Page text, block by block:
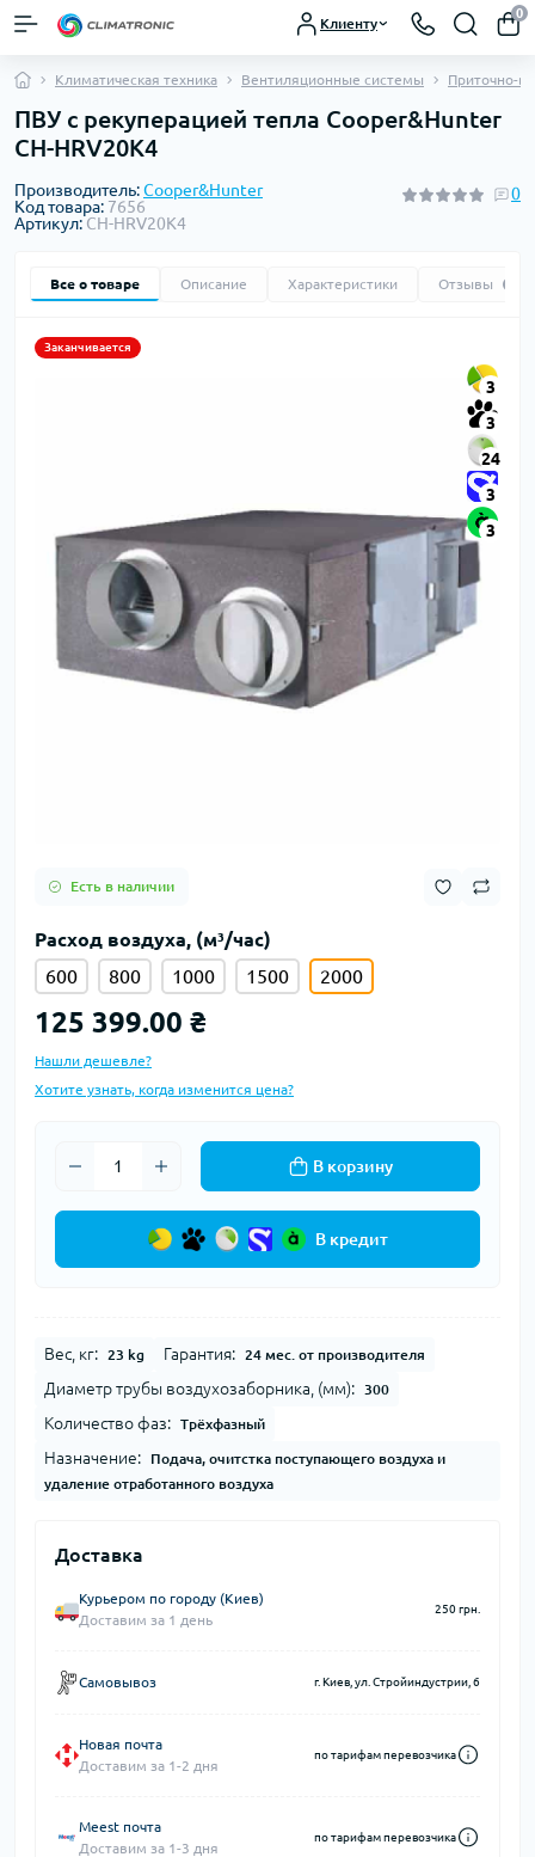
Клиенту
0
Климатическая техника Вентиляционные системы Приточно-
ПВУ с рекуперацией тепла Cooper&Hunter
CH-HRV20K4
Производитель:Cooper&Hunter
Код товара: 7656
Артикул: CH-HRV20K4
0
Все о товаре Описание Характеристики Отзывы
Заканчивается
3
3
24
3
3
Есть в наличии
Расход воздуха, (м³/час)
600
800 1000 1500 2000
125 399.00 ₴
Нашли дешевле?
Хотите узнать, когда изменится цена?
В корзину
В кредит
Вес, кг: 23 kg Гарантия: 24 мес. от производителя
Диаметр трубы воздухозаборника, (мм): 300
Количество фаз: Трёхфазный
Назначение:
Подача, очитстка поступающего воздуха и
удаление отработанного воздуха
Доставка
Курьером по городу (Киев)
Доставим за 1 день
250 грн.
Самовывоз г. Киев, ул. Стройиндустрии, 6
Новая почта
Доставим за 1-2 дня
по тарифам перевозчика
Meest почта
Доставим за 1-3 дня
по тарифам перевозчика